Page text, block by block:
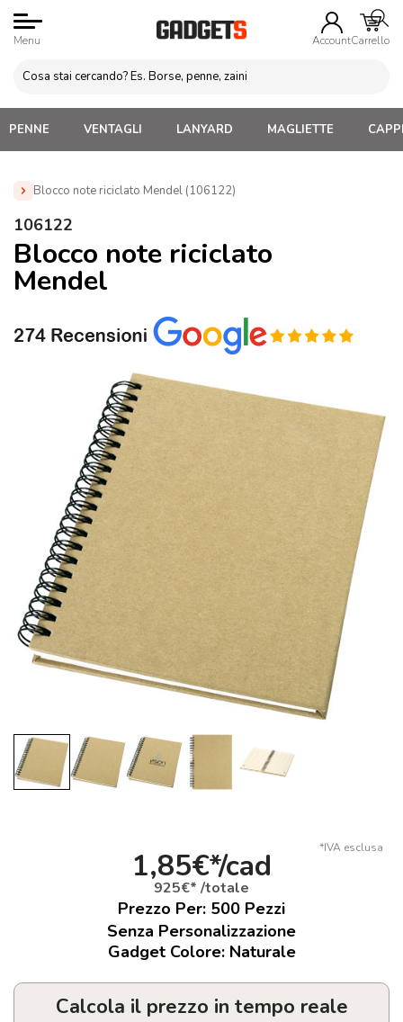
Menu AccountCarrello
PENNE VENTAGLI LANYARD MAGLIETTE
Blocco note riciclato Mendel (106122)
Home »
106122
Blocco note riciclato
Mendel
*IVA esclusa
1,85€*/cad
925€* /totale
Prezzo Per: 500 Pezzi
Senza Personalizzazione
Gadget Colore: Naturale
Calcola il prezzo in tempo reale